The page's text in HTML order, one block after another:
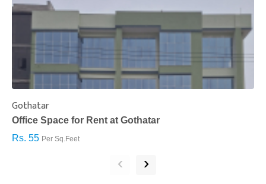
Gothatar
Office Space for Rent at Gothatar
Rs. 55 Per Sq.Feet
‹ ›